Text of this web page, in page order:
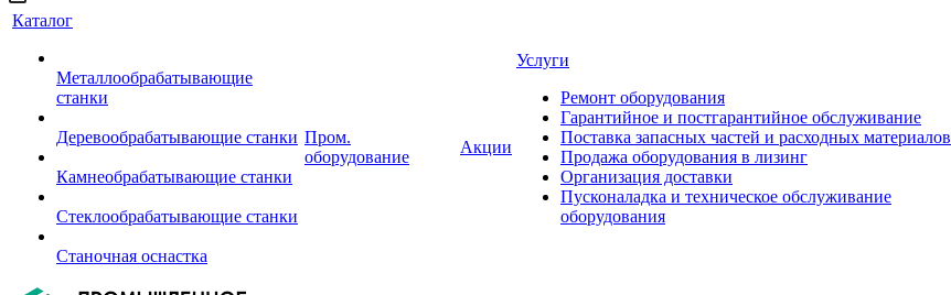
Каталог
Металлообрабатывающие
станки
Деревообрабатывающие станки
Камнеобрабатывающие станки
Стеклообрабатывающие станки
Станочная оснастка
Пром.
оборудование
Акции
Услуги
Ремонт оборудования
Гарантийное и постгарантийное обслуживание
Поставка запасных частей и расходных материалов
Продажа оборудования в лизинг
Организация доставки
Пусконаладка и техническое обслуживание
оборудования